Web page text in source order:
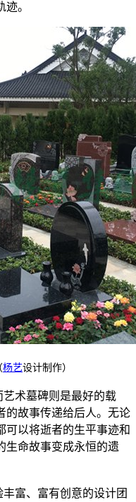
。
杨艺设计制作）
术墓碑则是最好的载
的故事传递给后人。无论
可以将逝者的生平事迹和
生命故事变成永恒的遗
富、富有创意的设计团